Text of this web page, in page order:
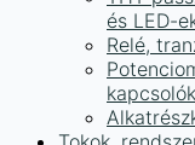
és LED-
Relé,